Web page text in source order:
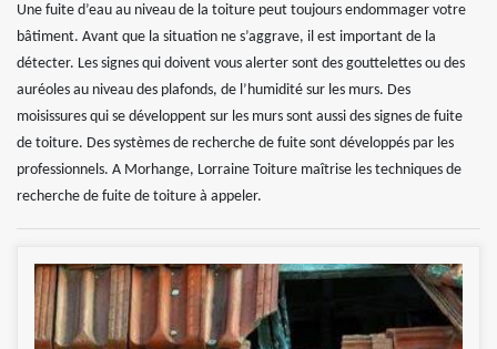
Une fuite d’eau au niveau de la toiture peut toujours endommager votre
bâtiment. Avant que la situation ne s’aggrave, il est important de la
détecter. Les signes qui doivent vous alerter sont des gouttelettes ou des
auréoles au niveau des plafonds, de l’humidité sur les murs. Des
moisissures qui se développent sur les murs sont aussi des signes de fuite
de toiture. Des systèmes de recherche de fuite sont développés par les
professionnels. A Morhange, Lorraine Toiture maîtrise les techniques de
recherche de fuite de toiture à appeler.